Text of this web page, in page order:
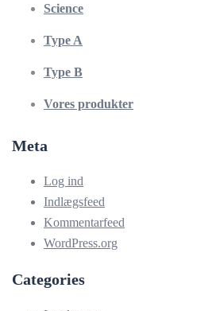
Science
Type A
Type B
Vores produkter
Meta
Log ind
Indlægsfeed
Kommentarfeed
WordPress.org
Categories